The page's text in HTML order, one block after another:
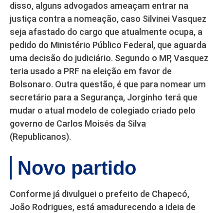
disso, alguns advogados ameaçam entrar na
justiça contra a nomeação, caso Silvinei Vasquez
seja afastado do cargo que atualmente ocupa, a
pedido do Ministério Público Federal, que aguarda
uma decisão do judiciário. Segundo o MP, Vasquez
teria usado a PRF na eleição em favor de
Bolsonaro. Outra questão, é que para nomear um
secretário para a Segurança, Jorginho terá que
mudar o atual modelo de colegiado criado pelo
governo de Carlos Moisés da Silva
(Republicanos).
Novo partido
Conforme já divulguei o prefeito de Chapecó,
João Rodrigues, está amadurecendo a ideia de